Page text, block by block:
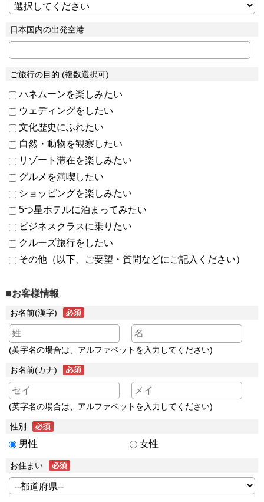
日本国内の出発空港
ご旅行の目的 (複数選択可)
ハネムーンを楽しみたい
ウェディングをしたい
文化歴史にふれたい
自然・動物を観察したい
リゾート滞在を楽しみたい
グルメを満喫したい
ショッピングを楽しみたい
5つ星ホテルに泊まってみたい
ビジネスクラスに乗りたい
クルーズ旅行をしたい
その他（以下、ご要望・質問などにご記入ください）
■お客様情報
お名前(漢字)
(英字名の場合は、アルファベットを入力してください)
お名前(カナ)
(英字名の場合は、アルファベットを入力してください)
性別
男性 女性
お住まい